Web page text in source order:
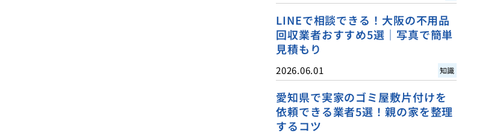
LINEで相談できる！大阪の不用品
回収業者おすすめ5選｜写真で簡単
見積もり
2026.06.01 知識
愛知県で実家のゴミ屋敷片付けを
依頼できる業者5選！親の家を整理
するコツ